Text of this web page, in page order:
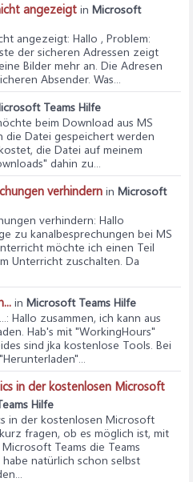
angezeigt in Microsoft
angezeigt: Hallo , Problem:
der sicheren Adressen zeigt
Bilder mehr an. Die Adresen
Absender. Was...
Teams Hilfe
beim Download aus MS
die Datei gespeichert werden
die Datei auf meinem
dahin zu...
verhindern in Microsoft
verhindern: Hallo
zu kanalbesprechungen bei MS
möchte ich einen Teil
Unterricht zuschalten. Da
in Microsoft Teams Hilfe
: Hallo zusammen, ich kann aus
Hab's mit "WorkingHours"
sind jka kostenlose Tools. Bei
in der kostenlosen Microsoft
Hilfe
in der kostenlosen Microsoft
fragen, ob es möglich ist, mit
Teams die Teams
natürlich schon selbst